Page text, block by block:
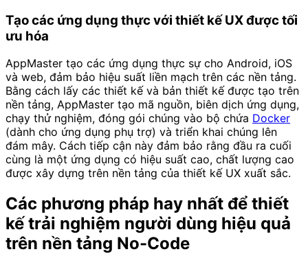
Tạo các ứng dụng thực với thiết kế UX được tối
ưu hóa
AppMaster tạo các ứng dụng thực sự cho Android, iOS
và web, đảm bảo hiệu suất liền mạch trên các nền tảng.
Bằng cách lấy các thiết kế và bản thiết kế được tạo trên
nền tảng, AppMaster tạo mã nguồn, biên dịch ứng dụng,
chạy thử nghiệm, đóng gói chúng vào bộ chứa Docker
(dành cho ứng dụng phụ trợ) và triển khai chúng lên
đám mây. Cách tiếp cận này đảm bảo rằng đầu ra cuối
cùng là một ứng dụng có hiệu suất cao, chất lượng cao
được xây dựng trên nền tảng của thiết kế UX xuất sắc.
Các phương pháp hay nhất để thiết
kế trải nghiệm người dùng hiệu quả
trên nền tảng No-Code